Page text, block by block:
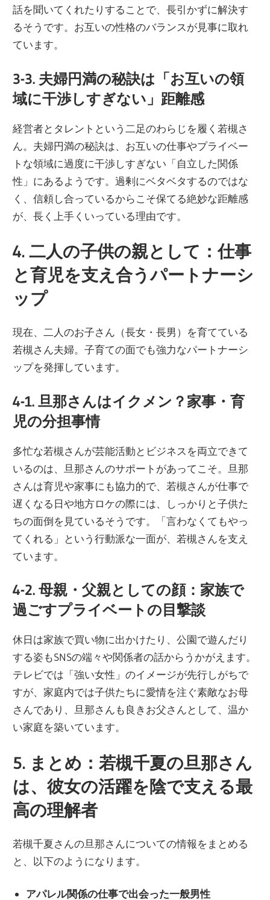
話を聞いてくれたりすることで、長引かずに解決す
るそうです。お互いの性格のバランスが見事に取れ
ています。
3-3. 夫婦円満の秘訣は「お互いの領
域に干渉しすぎない」距離感
経営者とタレントという二足のわらじを履く若槻さ
ん。夫婦円満の秘訣は、お互いの仕事やプライベー
トな領域に過度に干渉しすぎない「自立した関係
性」にあるようです。過剰にベタベタするのではな
く、信頼し合っているからこそ保てる絶妙な距離感
が、長く上手くいっている理由です。
4. 二人の子供の親として：仕事
と育児を支え合うパートナーシ
ップ
現在、二人のお子さん（長女・長男）を育てている
若槻さん夫婦。子育ての面でも強力なパートナーシ
ップを発揮しています。
4-1. 旦那さんはイクメン？家事・育
児の分担事情
多忙な若槻さんが芸能活動とビジネスを両立できて
いるのは、旦那さんのサポートがあってこそ。旦那
さんは育児や家事にも協力的で、若槻さんが仕事で
遅くなる日や地方ロケの際には、しっかりと子供た
ちの面倒を見ているそうです。「言わなくてもやっ
てくれる」という行動派な一面が、若槻さんを支え
ています。
4-2. 母親・父親としての顔：家族で
過ごすプライベートの目撃談
休日は家族で買い物に出かけたり、公園で遊んだり
する姿もSNSの端々や関係者の話からうかがえます。
テレビでは「強い女性」のイメージが先行しがちで
すが、家庭内では子供たちに愛情を注ぐ素敵なお母
さんであり、旦那さんも良きお父さんとして、温か
い家庭を築いています。
5. まとめ：若槻千夏の旦那さん
は、彼女の活躍を陰で支える最
高の理解者
若槻千夏さんの旦那さんについての情報をまとめる
と、以下のようになります。
アパレル関係の仕事で出会った一般男性